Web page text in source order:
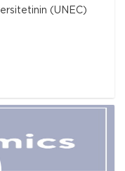
(UNEC)